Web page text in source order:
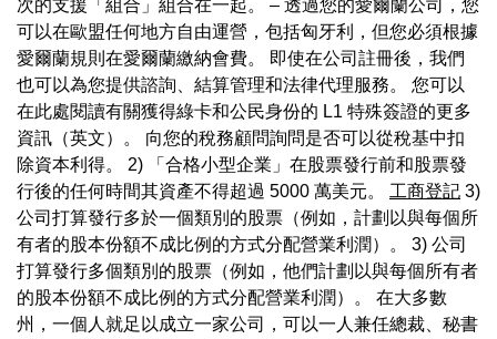
次的支援「組合」組合在一起。 – 透過您的愛爾蘭公司，您
可以在歐盟任何地方自由運營，包括匈牙利，但您必須根據
愛爾蘭規則在愛爾蘭繳納會費。 即使在公司註冊後，我們
也可以為您提供諮詢、結算管理和法律代理服務。 您可以
在此處閱讀有關獲得綠卡和公民身份的 L1 特殊簽證的更多
資訊（英文）。 向您的稅務顧問詢問是否可以從稅基中扣
除資本利得。 2) 「合格小型企業」在股票發行前和股票發
行後的任何時間其資產不得超過 5000 萬美元。 工商登記 3)
公司打算發行多於一個類別的股票（例如，計劃以與每個所
有者的股本份額不成比例的方式分配營業利潤）。 3) 公司
打算發行多個類別的股票（例如，他們計劃以與每個所有者
的股本份額不成比例的方式分配營業利潤）。 在大多數
州，一個人就足以成立一家公司，可以一人兼任總裁、秘書